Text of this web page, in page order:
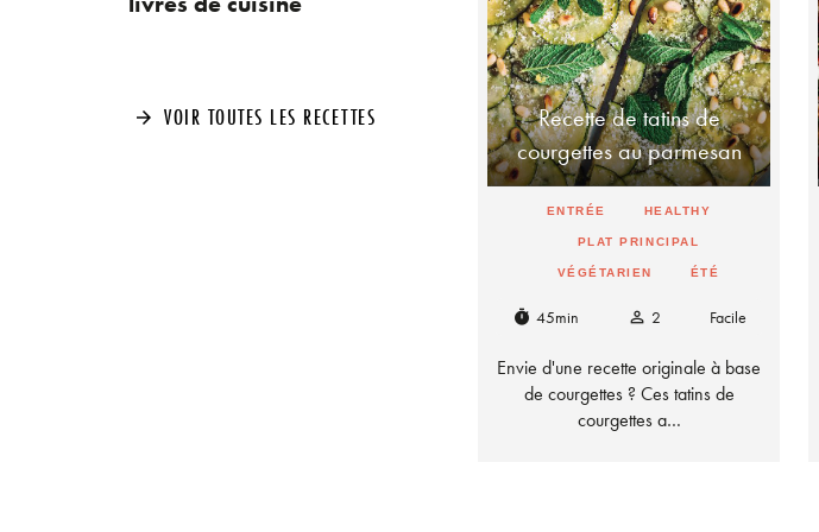
arrow_forward VOIR TOUTES LES RECETTES
Recette de tatins de
courgettes au parmesan
ENTRÉE HEALTHY
PLAT PRINCIPAL
VÉGÉTARIEN ÉTÉ
timer 45min person_outline 2 Facile
Envie d'une recette originale à base
de courgettes ? Ces tatins de
courgettes a…